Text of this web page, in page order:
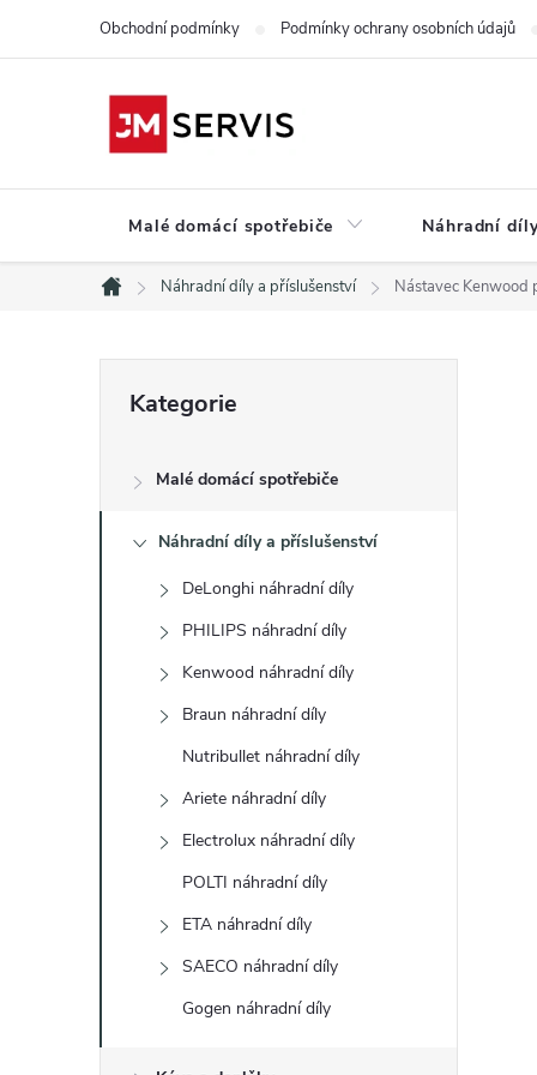
Obchodní podmínky Podmínky ochrany osobních údajů
Malé domácí spotřebiče Náhradní
Domů
Náhradní díly a příslušenství Nástavec
s
n
kategorie
Kategorie
Malé domácí spotřebiče
Náhradní díly a příslušenství
DeLonghi náhradní díly
PHILIPS náhradní díly
Kenwood náhradní díly
Braun náhradní díly
Nutribullet náhradní díly
Ariete náhradní díly
Electrolux náhradní díly
POLTI náhradní díly
ETA náhradní díly
SAECO náhradní díly
Gogen náhradní díly